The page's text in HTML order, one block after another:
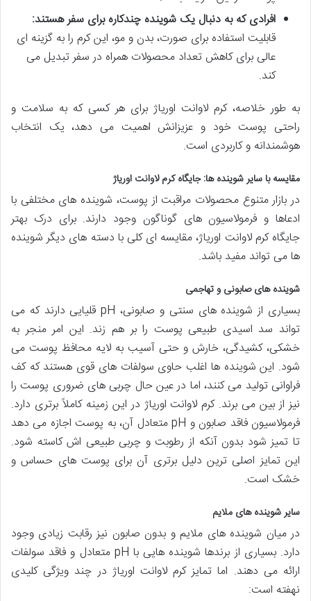
افرادی که به دنبال یک شوینده چندکاره برای سفر هستند:
قابلیت استفاده برای صورت، بدن و مو، این کرم را به گزینه ای
عالی برای کاهش تعداد محصولات همراه در سفر تبدیل می
کند.
به طور خلاصه، کرم لاوانت اوریاژ برای هر کسی که به سلامت و
راحتی پوست خود و عزیزانش اهمیت می دهد، یک انتخاب
هوشمندانه و کاربردی است.
مقایسه با سایر شوینده ها: جایگاه کرم لاوانت اوریاژ
در بازار متنوع محصولات مراقبت از پوست، شوینده های مختلفی با
ادعاها و فرمولاسیون های گوناگون وجود دارند. برای درک بهتر
جایگاه کرم لاوانت اوریاژ، مقایسه ای کلی با دسته های دیگر شوینده
ها می تواند مفید باشد.
شوینده های صابونی و تهاجمی
بسیاری از شوینده های سنتی و صابونی، pH قلیایی دارند که می
تواند سد اسیدی طبیعی پوست را بر هم زند. این امر منجر به
خشکی، کشیدگی، خارش و حتی آسیب به لایه محافظ پوست می
شود. این شوینده ها اغلب حاوی سولفات های قوی هستند که کف
فراوانی تولید می کنند، اما در عین حال چربی های ضروری پوست را
نیز از بین می برند. کرم لاوانت اوریاژ در این زمینه کاملاً برتری دارد.
فرمولاسیون فاقد صابون و pH متعادل آن، به پوست اجازه می دهد
تا تمیز شود بدون آنکه از رطوبت و چربی طبیعی اش کاسته شود.
این تمایز اصلی ترین دلیل برتری آن برای پوست های حساس و
خشک است.
سایر شوینده های ملایم
در میان شوینده های ملایم و بدون صابون نیز رقابت زیادی وجود
دارد. بسیاری از برندها شوینده هایی با pH متعادل و فاقد سولفات
ارائه می دهند. اما تمایز کرم لاوانت اوریاژ در چند ویژگی کلیدی
نهفته است: